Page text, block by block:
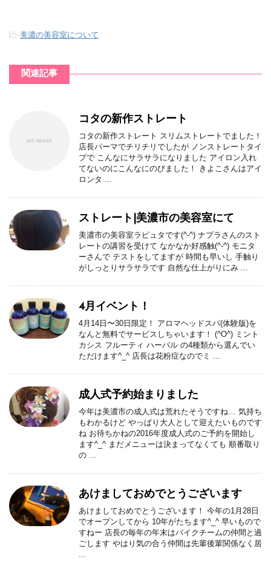
-美濃の美容室について
関連記事
コタの新作ストレート
コタの新作ストレート スリムストレートでました！
店長パーマでチリチリでしたが ノンストレートタイ
プで こんなにサラサラになりました アイロン入れ
てないのにこんなにのびました！ きよこさんはアイ
ロンタ ...
ストレート|美濃市の美容室にて
美濃市の美容室ラピュタです(^-^) ナプラさんのスト
レートの講習を受けて なかなか好感触(^-^) モニタ
ーさんで テストをしてますが 時間も早いし 手触り
がしっとりサラサラです 自然な仕上がりにみ ...
4月イベント！
4月14日〜30日限定！ アロマヘッドスパ(体験版)を
なんと無料でサービスしちゃいます！ (^O^) ミント
カシス フルーティ ハーバル の4種類から選んでい
ただけます^_^ 店長は花粉症なのでミ ...
成人式予約始まりました
今年は美濃市の成人式は荒れたそうですね… 気持ち
もわかるけど やっぱり大人として迎えたいものです
ね お待ちかねの2016年度成人式のご予約を開始し
ます^_^ まだメニューは決まってなくても 順番取り
の ...
あけましておめでとうございます
あけましておめでとうございます！ 今年の1月28日
でオープンしてから 10年がたちます^_^ 早いもので
すねー 店長の毎年の年末はバイクチームの仲間と過
ごします やはり気の合う仲間は先輩後輩関係なく居
...